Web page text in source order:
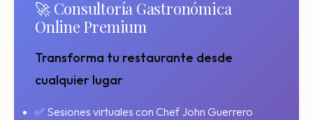
🚀 Consultoría Gastronómica
Online Premium
Transforma tu restaurante desde
cualquier lugar
✅ Sesiones virtuales con Chef John Guerrero